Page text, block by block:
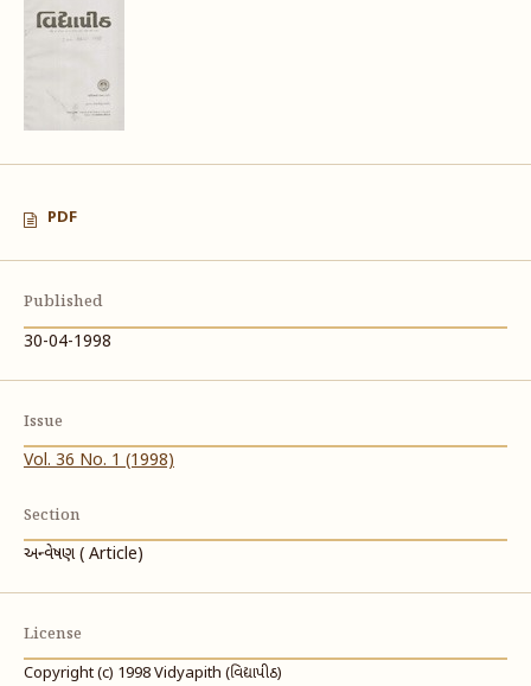
PDF
Published
30-04-1998
Issue
Vol. 36 No. 1 (1998)
Section
અન્વેષણ ( Article)
License
Copyright (c) 1998 Vidyapith (વિદ્યાપીઠ)